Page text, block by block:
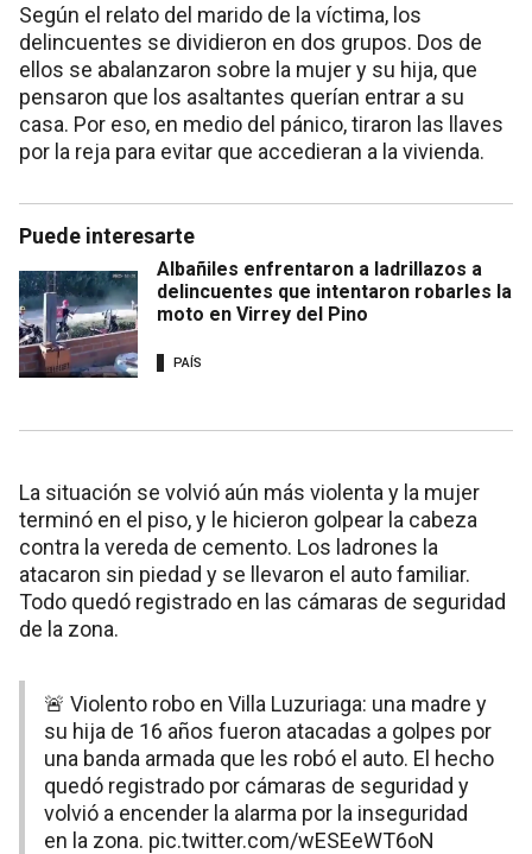
Según el relato del marido de la víctima, los
delincuentes se dividieron en dos grupos. Dos de
ellos se abalanzaron sobre la mujer y su hija, que
pensaron que los asaltantes querían entrar a su
casa. Por eso, en medio del pánico, tiraron las llaves
por la reja para evitar que accedieran a la vivienda.
Puede interesarte
Albañiles enfrentaron a ladrillazos a
delincuentes que intentaron robarles la
moto en Virrey del Pino
PAÍS
La situación se volvió aún más violenta y la mujer
terminó en el piso, y le hicieron golpear la cabeza
contra la vereda de cemento. Los ladrones la
atacaron sin piedad y se llevaron el auto familiar.
Todo quedó registrado en las cámaras de seguridad
de la zona.
🚨 Violento robo en Villa Luzuriaga: una madre y
su hija de 16 años fueron atacadas a golpes por
una banda armada que les robó el auto. El hecho
quedó registrado por cámaras de seguridad y
volvió a encender la alarma por la inseguridad
en la zona. pic.twitter.com/wESEeWT6oN